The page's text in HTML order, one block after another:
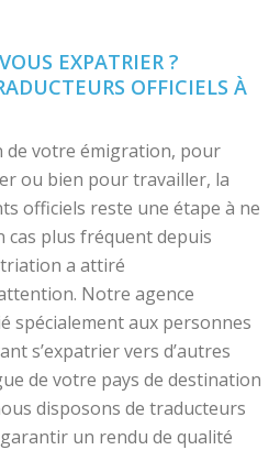
EXPATRIER ?
OFFICIELS À
de votre émigration, pour
ou bien pour travailler, la
officiels reste une étape à ne
cas plus fréquent depuis
a attiré
Notre agence
spécialement aux personnes
s’expatrier vers d’autres
de votre pays de destination
disposons de traducteurs
un rendu de qualité